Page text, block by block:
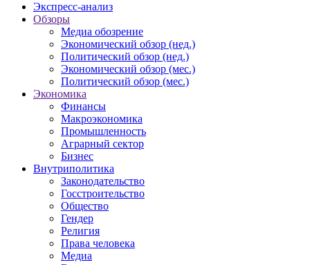
Экспресс-анализ
Обзоры
Медиа обозрение
Экономический обзор (нед.)
Политический обзор (нед.)
Экономический обзор (мес.)
Политический обзор (мес.)
Экономика
Финансы
Макроэкономика
Промышленность
Аграрный сектор
Бизнес
Внутриполитика
Законодательство
Госстроительство
Общество
Гендер
Религия
Права человека
Медиа